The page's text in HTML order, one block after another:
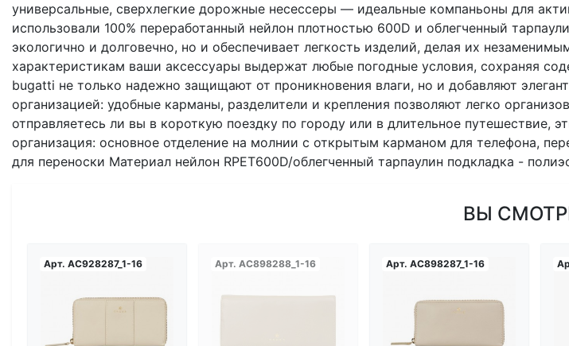
универсальные, сверхлегкие дорожные несессеры — идеальные компаньоны для
использовали 100% переработанный нейлон плотностью 600D и облегченный
экологично и долговечно, но и обеспечивает легкость изделий, делая их
характеристикам ваши аксессуары выдержат любые погодные условия, сохраняя
bugatti не только надежно защищают от проникновения влаги, но и добавляют
организацией: удобные карманы, разделители и крепления позволяют легко
отправляетесь ли вы в короткую поездку по городу или в длительное
организация: основное отделение на молнии с открытым карманом для телефона,
для переноски Материал нейлон RPET600D/облегченный тарпаулин подкладка -
ВЫ
Арт. AC928287_1-16 Арт. AC898288_1-16 Арт. AC898287_1-16